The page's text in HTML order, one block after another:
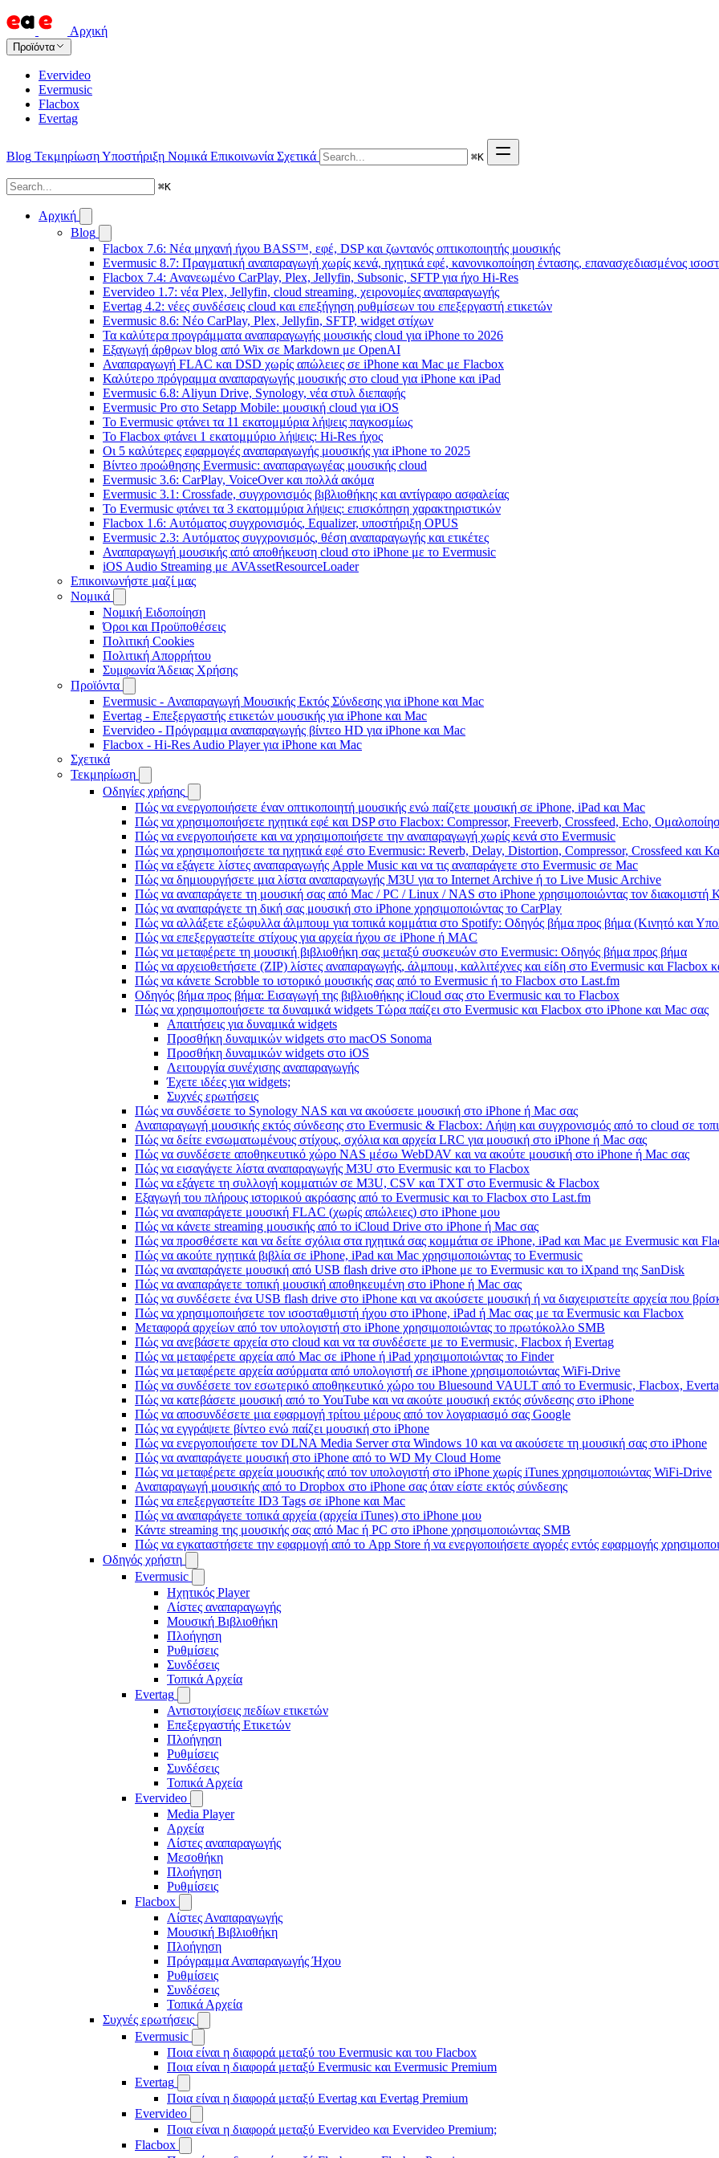
Αρχική
Προϊόντα
Evervideo
Evermusic
Flacbox
Evertag
Blog ΤεκμηρίωσηΥποστήριξη Νομικά Επικοινωνία Σχετικά ⌘K
⌘K
Αρχική
Blog
Flacbox 7.6: Νέα μηχανή ήχου BASS™, εφέ, DSP και ζωντανός οπτικοποιητής μουσικής
Evermusic 8.7: Πραγματική αναπαραγωγή χωρίς κενά, ηχητικά εφέ, κανονικοποίηση έντασης, επανασχεδιασμένος
Flacbox 7.4: Ανανεωμένο CarPlay, Plex, Jellyfin, Subsonic, SFTP για ήχο Hi-Res
Evervideo 1.7: νέα Plex, Jellyfin, cloud streaming, χειρονομίες αναπαραγωγής
Evertag 4.2: νέες συνδέσεις cloud και επεξήγηση ρυθμίσεων του επεξεργαστή ετικετών
Evermusic 8.6: Νέο CarPlay, Plex, Jellyfin, SFTP, widget στίχων
Τα καλύτερα προγράμματα αναπαραγωγής μουσικής cloud για iPhone το 2026
Εξαγωγή άρθρων blog από Wix σε Markdown με OpenAI
Αναπαραγωγή FLAC και DSD χωρίς απώλειες σε iPhone και Mac με Flacbox
Καλύτερο πρόγραμμα αναπαραγωγής μουσικής στο cloud για iPhone και iPad
Evermusic 6.8: Aliyun Drive, Synology, νέα στυλ διεπαφής
Evermusic Pro στο Setapp Mobile: μουσική cloud για iOS
Το Evermusic φτάνει τα 11 εκατομμύρια λήψεις παγκοσμίως
Το Flacbox φτάνει 1 εκατομμύριο λήψεις: Hi-Res ήχος
Οι 5 καλύτερες εφαρμογές αναπαραγωγής μουσικής για iPhone το 2025
Βίντεο προώθησης Evermusic: αναπαραγωγέας μουσικής cloud
Evermusic 3.6: CarPlay, VoiceOver και πολλά ακόμα
Evermusic 3.1: Crossfade, συγχρονισμός βιβλιοθήκης και αντίγραφο ασφαλείας
Το Evermusic φτάνει τα 3 εκατομμύρια λήψεις: επισκόπηση χαρακτηριστικών
Flacbox 1.6: Αυτόματος συγχρονισμός, Equalizer, υποστήριξη OPUS
Evermusic 2.3: Αυτόματος συγχρονισμός, θέση αναπαραγωγής και ετικέτες
Αναπαραγωγή μουσικής από αποθήκευση cloud στο iPhone με το Evermusic
iOS Audio Streaming με AVAssetResourceLoader
Επικοινωνήστε μαζί μας
Νομικά
Νομική Ειδοποίηση
Όροι και Προϋποθέσεις
Πολιτική Cookies
Πολιτική Απορρήτου
Συμφωνία Άδειας Χρήσης
Προϊόντα
Evermusic - Αναπαραγωγή Μουσικής Εκτός Σύνδεσης για iPhone και Mac
Evertag - Επεξεργαστής ετικετών μουσικής για iPhone και Mac
Evervideo - Πρόγραμμα αναπαραγωγής βίντεο HD για iPhone και Mac
Flacbox - Hi-Res Audio Player για iPhone και Mac
Σχετικά
Τεκμηρίωση
Οδηγίες χρήσης
Πώς να ενεργοποιήσετε έναν οπτικοποιητή μουσικής ενώ παίζετε μουσική σε iPhone, iPad και Mac
Πώς να χρησιμοποιήσετε ηχητικά εφέ και DSP στο Flacbox: Compressor, Freeverb, Crossfeed, Echo,
Πώς να ενεργοποιήσετε και να χρησιμοποιήσετε την αναπαραγωγή χωρίς κενά στο Evermusic
Πώς να χρησιμοποιήσετε τα ηχητικά εφέ στο Evermusic: Reverb, Delay, Distortion, Compressor, Crossfeed και
Πώς να εξάγετε λίστες αναπαραγωγής Apple Music και να τις αναπαράγετε στο Evermusic σε Mac
Πώς να δημιουργήσετε μια λίστα αναπαραγωγής M3U για το Internet Archive ή το Live Music Archive
Πώς να αναπαράγετε τη μουσική σας από Mac / PC / Linux / NAS στο iPhone χρησιμοποιώντας τον
Πώς να αναπαράγετε τη δική σας μουσική στο iPhone χρησιμοποιώντας το CarPlay
Πώς να αλλάξετε εξώφυλλα άλμπουμ για τοπικά κομμάτια στο Spotify: Οδηγός βήμα προς βήμα (Κινητό και
Πώς να επεξεργαστείτε στίχους για αρχεία ήχου σε iPhone ή MAC
Πώς να μεταφέρετε τη μουσική βιβλιοθήκη σας μεταξύ συσκευών στο Evermusic: Οδηγός βήμα προς βήμα
Πώς να αρχειοθετήσετε (ZIP) λίστες αναπαραγωγής, άλμπουμ, καλλιτέχνες και είδη στο Evermusic και Flacbox
Πώς να κάνετε Scrobble το ιστορικό μουσικής σας από το Evermusic ή το Flacbox στο Last.fm
Οδηγός βήμα προς βήμα: Εισαγωγή της βιβλιοθήκης iCloud σας στο Evermusic και το Flacbox
Πώς να χρησιμοποιήσετε τα δυναμικά widgets Τώρα παίζει στο Evermusic και Flacbox στο iPhone και Mac σας
Απαιτήσεις για δυναμικά widgets
Προσθήκη δυναμικών widgets στο macOS Sonoma
Προσθήκη δυναμικών widgets στο iOS
Λειτουργία συνέχισης αναπαραγωγής
Έχετε ιδέες για widgets;
Συχνές ερωτήσεις
Πώς να συνδέσετε το Synology NAS και να ακούσετε μουσική στο iPhone ή Mac σας
Αναπαραγωγή μουσικής εκτός σύνδεσης στο Evermusic & Flacbox: Λήψη και συγχρονισμός από το cloud σε
Πώς να δείτε ενσωματωμένους στίχους, σχόλια και αρχεία LRC για μουσική στο iPhone ή Mac σας
Πώς να συνδέσετε αποθηκευτικό χώρο NAS μέσω WebDAV και να ακούτε μουσική στο iPhone ή Mac σας
Πώς να εισαγάγετε λίστα αναπαραγωγής M3U στο Evermusic και το Flacbox
Πώς να εξάγετε τη συλλογή κομματιών σε M3U, CSV και TXT στο Evermusic & Flacbox
Εξαγωγή του πλήρους ιστορικού ακρόασης από το Evermusic και το Flacbox στο Last.fm
Πώς να αναπαράγετε μουσική FLAC (χωρίς απώλειες) στο iPhone μου
Πώς να κάνετε streaming μουσικής από το iCloud Drive στο iPhone ή Mac σας
Πώς να προσθέσετε και να δείτε σχόλια στα ηχητικά σας κομμάτια σε iPhone, iPad και Mac με Evermusic και
Πώς να ακούτε ηχητικά βιβλία σε iPhone, iPad και Mac χρησιμοποιώντας το Evermusic
Πώς να αναπαράγετε μουσική από USB flash drive στο iPhone με το Evermusic και το iXpand της SanDisk
Πώς να αναπαράγετε τοπική μουσική αποθηκευμένη στο iPhone ή Mac σας
Πώς να συνδέσετε ένα USB flash drive στο iPhone και να ακούσετε μουσική ή να διαχειριστείτε αρχεία που
Πώς να χρησιμοποιήσετε τον ισοσταθμιστή ήχου στο iPhone, iPad ή Mac σας με τα Evermusic και Flacbox
Μεταφορά αρχείων από τον υπολογιστή στο iPhone χρησιμοποιώντας το πρωτόκολλο SMB
Πώς να ανεβάσετε αρχεία στο cloud και να τα συνδέσετε με το Evermusic, Flacbox ή Evertag
Πώς να μεταφέρετε αρχεία από Mac σε iPhone ή iPad χρησιμοποιώντας το Finder
Πώς να μεταφέρετε αρχεία ασύρματα από υπολογιστή σε iPhone χρησιμοποιώντας WiFi-Drive
Πώς να συνδέσετε τον εσωτερικό αποθηκευτικό χώρο του Bluesound VAULT από το Evermusic, Flacbox,
Πώς να κατεβάσετε μουσική από το YouTube και να ακούτε μουσική εκτός σύνδεσης στο iPhone
Πώς να αποσυνδέσετε μια εφαρμογή τρίτου μέρους από τον λογαριασμό σας Google
Πώς να εγγράψετε βίντεο ενώ παίζει μουσική στο iPhone
Πώς να ενεργοποιήσετε τον DLNA Media Server στα Windows 10 και να ακούσετε τη μουσική σας στο iPhone
Πώς να αναπαράγετε μουσική στο iPhone από το WD My Cloud Home
Πώς να μεταφέρετε αρχεία μουσικής από τον υπολογιστή στο iPhone χωρίς iTunes χρησιμοποιώντας WiFi-Drive
Αναπαραγωγή μουσικής από το Dropbox στο iPhone σας όταν είστε εκτός σύνδεσης
Πώς να επεξεργαστείτε ID3 Tags σε iPhone και Mac
Πώς να αναπαράγετε τοπικά αρχεία (αρχεία iTunes) στο iPhone μου
Κάντε streaming της μουσικής σας από Mac ή PC στο iPhone χρησιμοποιώντας SMB
Πώς να εγκαταστήσετε την εφαρμογή από το App Store ή να ενεργοποιήσετε αγορές εντός εφαρμογής
Οδηγός χρήστη
Evermusic
Ηχητικός Player
Λίστες αναπαραγωγής
Μουσική Βιβλιοθήκη
Πλοήγηση
Ρυθμίσεις
Συνδέσεις
Τοπικά Αρχεία
Evertag
Αντιστοιχίσεις πεδίων ετικετών
Επεξεργαστής Ετικετών
Πλοήγηση
Ρυθμίσεις
Συνδέσεις
Τοπικά Αρχεία
Evervideo
Media Player
Αρχεία
Λίστες αναπαραγωγής
Μεσοθήκη
Πλοήγηση
Ρυθμίσεις
Flacbox
Λίστες Αναπαραγωγής
Μουσική Βιβλιοθήκη
Πλοήγηση
Πρόγραμμα Αναπαραγωγής Ήχου
Ρυθμίσεις
Συνδέσεις
Τοπικά Αρχεία
Συχνές ερωτήσεις
Evermusic
Ποια είναι η διαφορά μεταξύ του Evermusic και του Flacbox
Ποια είναι η διαφορά μεταξύ Evermusic και Evermusic Premium
Evertag
Ποια είναι η διαφορά μεταξύ Evertag και Evertag Premium
Evervideo
Ποια είναι η διαφορά μεταξύ Evervideo και Evervideo Premium;
Flacbox